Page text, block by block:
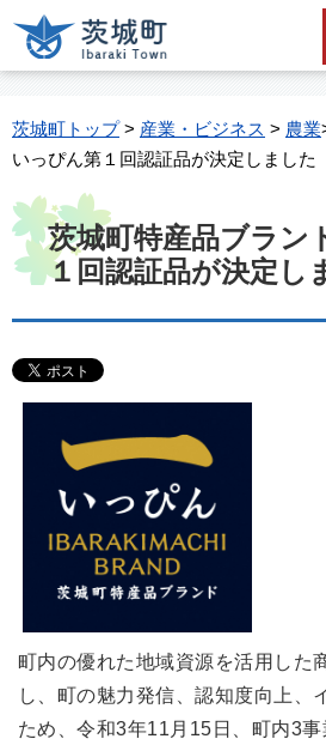
茨城町トップ> 産業・ビジネス > 農業
いっぴん第１回認証品が決定しました
茨城町特産品ブラン
１回認証品が決定し
町内の優れた地域資源を活用した
し、町の魅力発信、認知度向上、
ため、令和3年11月15日、町内3